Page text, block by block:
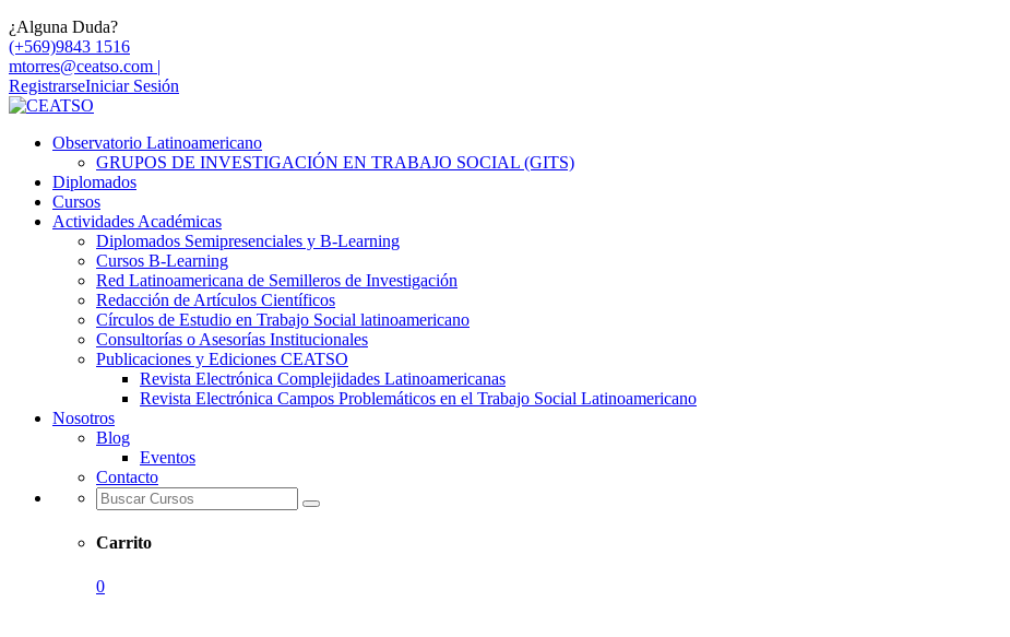
¿Alguna Duda?
(+569)9843 1516
mtorres@ceatso.com |
RegistrarseIniciar Sesión
Observatorio Latinoamericano
GRUPOS DE INVESTIGACIÓN EN TRABAJO SOCIAL (GITS)
Diplomados
Cursos
Actividades Académicas
Diplomados Semipresenciales y B-Learning
Cursos B-Learning
Red Latinoamericana de Semilleros de Investigación
Redacción de Artículos Científicos
Círculos de Estudio en Trabajo Social latinoamericano
Consultorías o Asesorías Institucionales
Publicaciones y Ediciones CEATSO
Revista Electrónica Complejidades Latinoamericanas
Revista Electrónica Campos Problemáticos en el Trabajo Social Latinoamericano
Nosotros
Blog
Eventos
Contacto
Carrito
0